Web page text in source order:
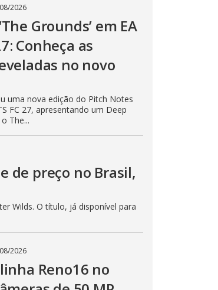
2026
Grounds’ em EA
Conheça as
no novo
uma nova edição do Pitch Notes
FC 27, apresentando um Deep
The...
de preço no Brasil,
Wilds. O título, já disponível para
2026
Reno16 no